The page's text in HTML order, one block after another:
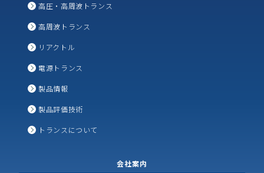
高圧・高周波トランス
高周波トランス
リアクトル
電源トランス
製品情報
製品評価技術
トランスについて
会社案内